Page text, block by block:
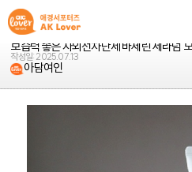
애경 생활용품을 직접 체험하
Club 회원 여러분만을 위한 공
보습력 좋은 자외선차단제 바세린 세라덤
작성일: 2025.07.13
아담여인